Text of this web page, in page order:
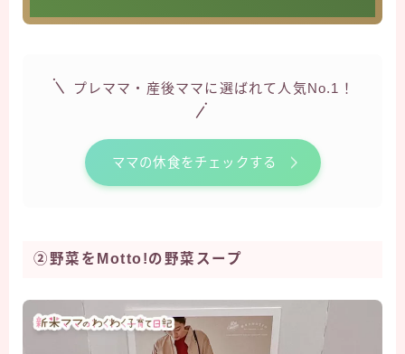
プレママ・産後ママに選ばれて人気No.1！
ママの休食をチェックする
②野菜をMotto!の野菜スープ